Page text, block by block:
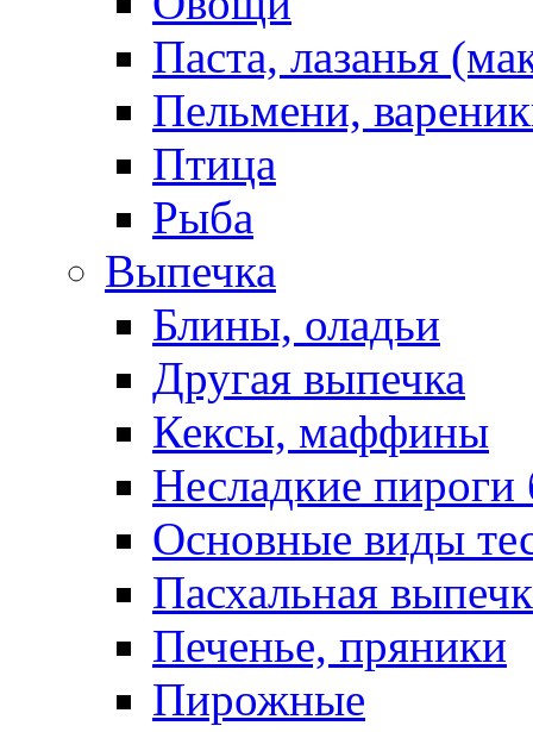
Паста, лазанья
Пельмени,
Птица
Рыба
Выпечка
Блины, оладьи
Другая выпечка
Кексы, маффины
Несладкие пироги
Основные виды
Пасхальная
Печенье, пряники
Пирожные